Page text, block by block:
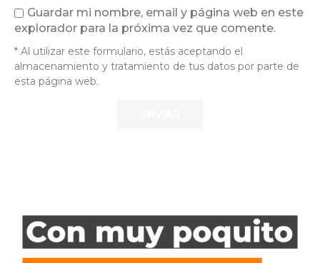
Guardar mi nombre, email y página web en este
explorador para la próxima vez que comente.
* Al utilizar este formulario, estás aceptando el
almacenamiento y tratamiento de tus datos por parte de
esta página web.